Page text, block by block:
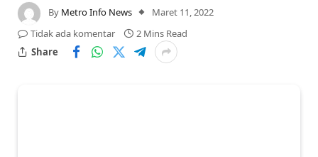
By Metro Info News
Maret 11, 2022
Tidak ada komentar
2 Mins Read
Share